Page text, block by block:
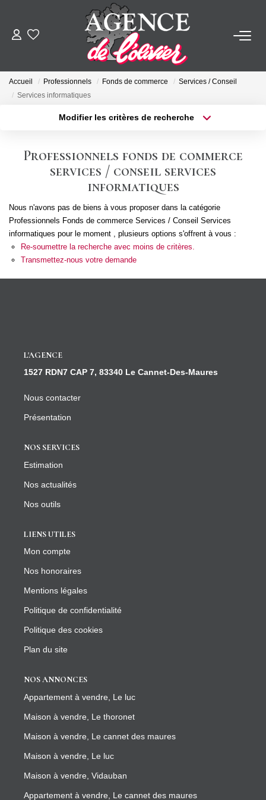
ACHETER
FAIRE GÉRER
NOTRE AGENCE
Accueil Professionnels Fonds de commerce
Services / Conseil
Services informatiques
Modifier les critères de recherche
Type de bien
Créer une alerte
Professionnels fonds de commerce
services / conseil services
informatiques
Nous n'avons pas de biens à vous proposer dans la catégorie
Professionnels Fonds de commerce Services / Conseil Services
informatiques pour le moment , plusieurs options s'offrent à vous :
Re-soumettre la recherche avec moins de critères.
Transmettez-nous votre demande
L'AGENCE
1527 RDN7 CAP 7, 83340 Le Cannet-Des-Maures
Nous contacter
Présentation
NOS SERVICES
Estimation
Nos actualités
Nos outils
LIENS UTILES
Mon compte
Nos honoraires
Mentions légales
Politique de confidentialité
Politique des cookies
Plan du site
NOS ANNONCES
Appartement à vendre, Le luc
Maison à vendre, Le thoronet
Maison à vendre, Le cannet des maures
Maison à vendre, Le luc
Maison à vendre, Vidauban
Appartement à vendre, Le cannet des maures